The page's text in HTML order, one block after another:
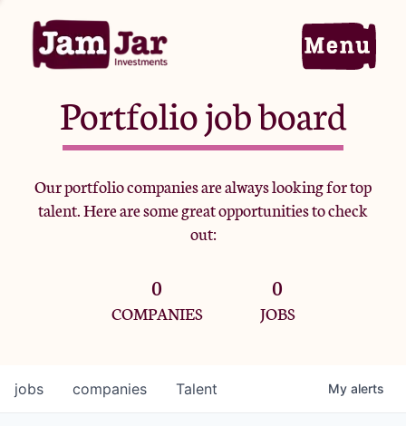
Home
Portfolio
Team
Criteria
Portfolio job board
Our portfolio companies are always looking for top
talent. Here are some great opportunities to check
out:
0
COMPANIES
0
JOBS
jobs companies Talent My alerts